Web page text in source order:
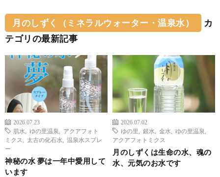
月のしずく（ミネラルウォーター・温泉水）
カ
テゴリの最新記事
2026.07.23
肌水
ゆの里温泉
アクアフォト
ミクス
太古の化石水
温泉水スプレ
ー
神秘の水 夢は一年中愛用して
います
2026.07.02
ゆの里
銀水 金水 ゆの里温泉
アクアフォトミクス
月のしずくは生命の水、魂の
水、元気のお水です